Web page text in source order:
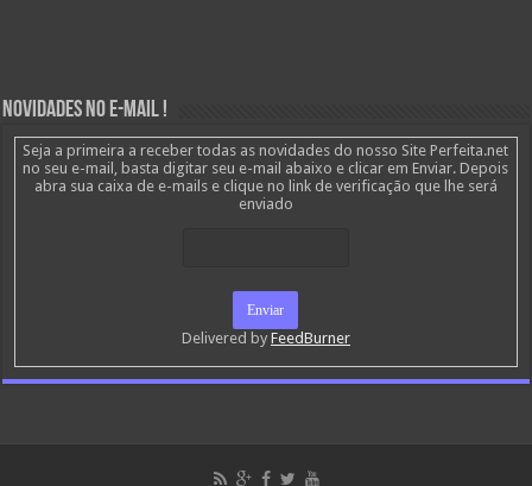
Novidades no E-mail !
Seja a primeira a receber todas as novidades do nosso Site Perfeita.net
no seu e-mail, basta digitar seu e-mail abaixo e clicar em Enviar. Depois
abra sua caixa de e-mails e clique no link de verificação que lhe será
enviado
Delivered by FeedBurner